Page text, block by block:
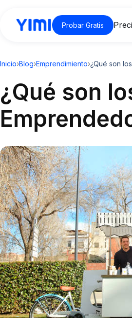
Probar Gratis
Inicio›Blog›Emprendimiento›¿Qué son
¿Qué son